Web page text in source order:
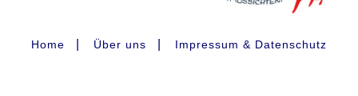
Home Über uns Impressum & Datenschutz